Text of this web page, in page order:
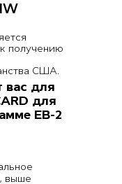
получению
США.
вас для
для
EB-2
выше